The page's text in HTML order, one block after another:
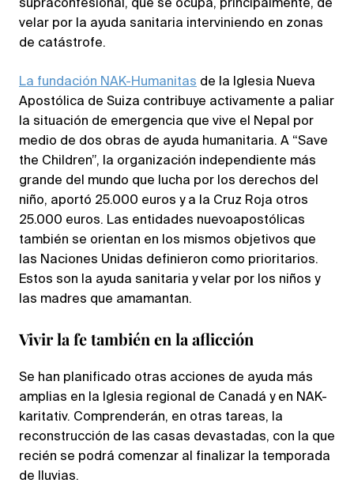
supraconfesional, que se ocupa, principalmente, de
velar por la ayuda sanitaria interviniendo en zonas
de catástrofe.
La fundación NAK-Humanitas de la Iglesia Nueva
Apostólica de Suiza contribuye activamente a paliar
la situación de emergencia que vive el Nepal por
medio de dos obras de ayuda humanitaria. A “Save
the Children”, la organización independiente más
grande del mundo que lucha por los derechos del
niño, aportó 25.000 euros y a la Cruz Roja otros
25.000 euros. Las entidades nuevoapostólicas
también se orientan en los mismos objetivos que
las Naciones Unidas definieron como prioritarios.
Estos son la ayuda sanitaria y velar por los niños y
las madres que amamantan.
Vivir la fe también en la aflicción
Se han planificado otras acciones de ayuda más
amplias en la Iglesia regional de Canadá y en NAK-
karitativ. Comprenderán, en otras tareas, la
reconstrucción de las casas devastadas, con la que
recién se podrá comenzar al finalizar la temporada
de lluvias.